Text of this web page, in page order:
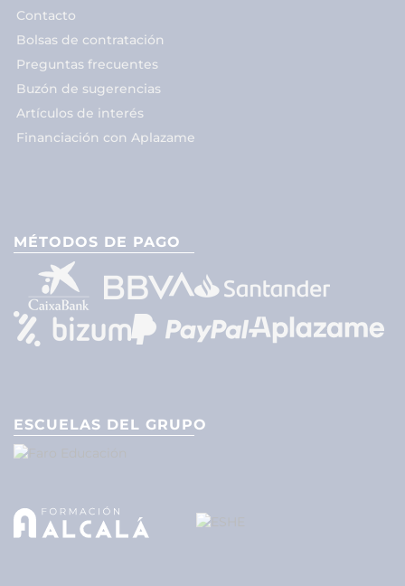
Contacto
Bolsas de contratación
Preguntas frecuentes
Buzón de sugerencias
Artículos de interés
Financiación con Aplazame
MÉTODOS DE PAGO
ESCUELAS DEL GRUPO